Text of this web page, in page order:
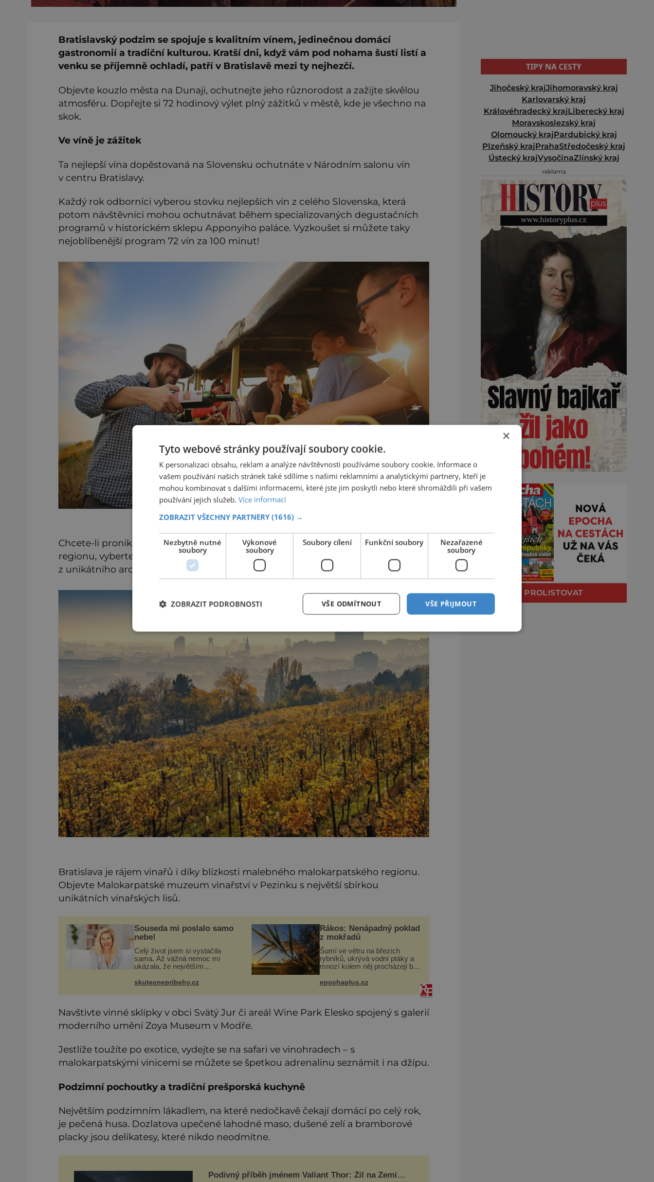
Bratislavský podzim se spojuje s kvalitním vínem, jedinečnou domácí
gastronomií a tradiční kulturou. Kratší dni, když vám pod nohama šustí listí a
venku se příjemně ochladí, patří v Bratislavě mezi ty nejhezčí.
Objevte kouzlo města na Dunaji, ochutnejte jeho různorodost a zažijte skvělou
atmosféru. Dopřejte si 72 hodinový výlet plný zážitků v městě, kde je všechno na
skok.
Ve víně je zážitek
Ta nejlepší vína dopěstovaná na Slovensku ochutnáte v Národním salonu vín
v centru Bratislavy.
Každý rok odborníci vyberou stovku nejlepších vín z celého Slovenska, která
potom návštěvníci mohou ochutnávat během specializovaných degustačních
programů v historickém sklepu Apponyiho paláce. Vyzkoušet si můžete taky
nejoblíbenější program 72 vín za 100 minut!
Chcete-li proniknout hlouběji do chutí vinařských specialit bratislavského
regionu, vyberte se na večeři mimo centra, do hotelu Matyšák. Určitě si vyberete
z unikátního archivního sklepa se 45-tisíci lahví vína.
Bratislava je rájem vinařů i díky blízkosti malebného malokarpatského regionu.
Objevte Malokarpatské muzeum vinařství v Pezinku s největší sbírkou
unikátních vinařských lisů.
Souseda mi poslalo samo
nebe!
Celý život jsem si vystačila
sama. Až vážná nemoc mi
ukázala, že největším
vlastní byt, ale člověk, který je
Vždycky jsem byla spíš
skutecnepribehy.cz
Rákos: Nenápadný poklad
z mokřadů
Šumí ve větru na březích
rybníků, ukrývá vodní ptáky a
mnozí kolem něj procházejí bez
povšimnutí. Přesto právě rákos
pomáhal stavět domy, vyrábět
inspiroval řadu pověstí.
epochaplus.cz
Navštivte vinné sklípky v obci Svätý Jur či areál Wine Park Elesko spojený s galerií
moderního umění Zoya Museum v Modře.
Jestliže toužíte po exotice, vydejte se na safari ve vinohradech – s
malokarpatskými vinicemi se můžete se špetkou adrenalinu seznámit i na džípu.
Podzimní pochoutky a tradiční prešporská kuchyně
Největším podzimním lákadlem, na které nedočkavě čekají domácí po celý rok,
je pečená husa. Dozlatova upečené lahodné maso, dušené zelí a bramborové
placky jsou delikatesy, které nikdo neodmítne.
Podivný příběh jménem Valiant Thor: Žil na Zemi
TIPY NA CESTY
Jihočeský krajJihomoravský kraj
Karlovarský kraj
Královéhradecký krajLiberecký kraj
Moravskoslezský kraj
Olomoucký krajPardubický kraj
Plzeňský krajPrahaStředočeský kraj
Ústecký krajVysočinaZlínský kraj
reklama
PROLISTOVAT
×
Tyto webové stránky používají soubory cookie.
K personalizaci obsahu, reklam a analýze návštěvnosti používáme soubory cookie. Informace o
vašem používání našich stránek také sdílíme s našimi reklamními a analytickými partnery, kteří je
mohou kombinovat s dalšími informacemi, které jste jim poskytli nebo které shromáždili při vašem
používání jejich služeb. Více informací
ZOBRAZIT VŠECHNY PARTNERY (1616) →
Nezbytně nutné
soubory
Výkonové
soubory
Soubory cílení Funkční soubory
Nezařazené
soubory
VŠE PŘIJMOUT
VŠE ODMÍTNOUT
ZOBRAZIT PODROBNOSTI